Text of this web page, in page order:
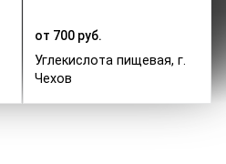
от 700 руб.
Углекислота пищевая, г.
Чехов